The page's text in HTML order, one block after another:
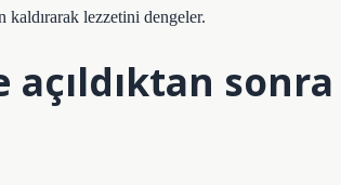
kaldırarak lezzetini dengeler.
açıldıktan sonra